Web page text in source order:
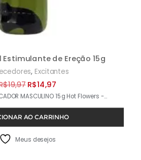
Estimulante de Ereção 15g
, Excitantes
19,97 O
preço
original
era:
R$19,97.
R$14,97O
preço
atual
é:
MASCULINO 15g Hot Flowers -…
AO CARRINHO
Meus desejos